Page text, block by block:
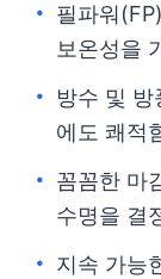
필파워
보온성을
방수 및
에도 쾌적
꼼꼼한 마
수명을 결
지속 가능